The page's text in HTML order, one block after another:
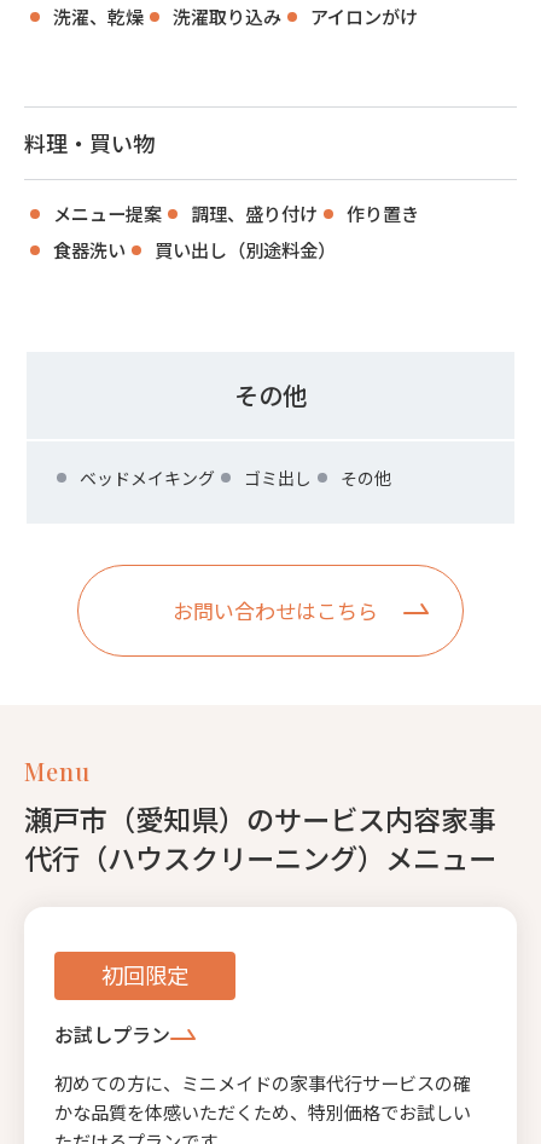
洗濯、乾燥 洗濯取り込み アイロンがけ
料理・買い物
メニュー提案 調理、盛り付け
作り置き
食器洗い
買い出し（別途料金）
その他
ベッドメイキング ゴミ出し その他
お問い合わせはこちら
Menu
瀬戸市（愛知県）のサービス内容家事
代行（ハウスクリーニング）メニュー
初回限定
お試しプラン
初めての方に、ミニメイドの家事代行サービスの確
かな品質を体感いただくため、特別価格でお試しい